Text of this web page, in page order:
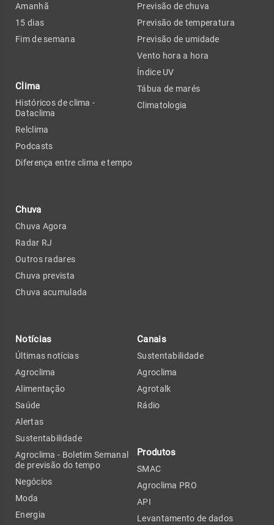
Amanhã
15 dias
Fim de semana
Clima
Históricos de clima -
Dataclima
Relclima
Podcasts
Diferença entre clima e tempo
Chuva
Chuva Agora
Radar RJ
Outros radares
Chuva prevista
Chuva acumulada
Previsão de chuva
Previsão de temperatura
Previsão de umidade
Vento hora a hora
Índice UV
Tábua de marés
Climatologia
Notícias
Últimas notícias
Agroclima
Alimentação
Saúde
Alertas
Sustentabilidade
Agroclima - Boletim Semanal
de previsão do tempo
Negócios
Moda
Energia
Canais
Sustentabilidade
Agroclima
Agrotalk
Rádio
Produtos
SMAC
Agroclima PRO
API
Levantamento de dados